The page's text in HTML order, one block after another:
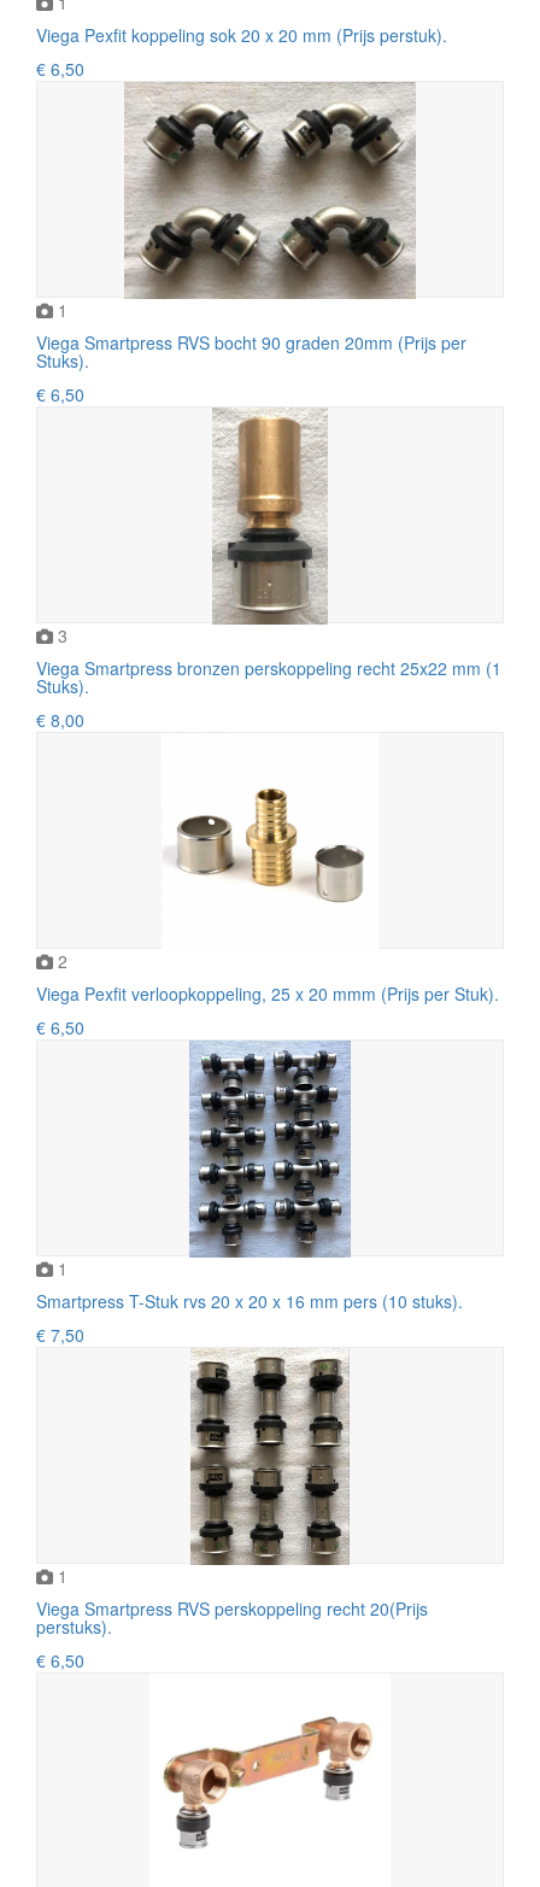
Viega Pexfit koppeling sok 20 x 20 mm (Prijs perstuk).
€ 6,50
1
Viega Smartpress RVS bocht 90 graden 20mm (Prijs per
Stuks).
€ 6,50
3
Viega Smartpress bronzen perskoppeling recht 25x22 mm (1
Stuks).
€ 8,00
2
Viega Pexfit verloopkoppeling, 25 x 20 mmm (Prijs per Stuk).
€ 6,50
1
Smartpress T-Stuk rvs 20 x 20 x 16 mm pers (10 stuks).
€ 7,50
1
Viega Smartpress RVS perskoppeling recht 20(Prijs
perstuks).
€ 6,50